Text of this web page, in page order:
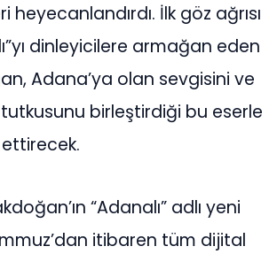
heyecanlandırdı. İlk göz ağrısı
dinleyicilere armağan eden
Adana’ya olan sevgisini ve
birleştirdiği bu eserle
“Adanalı” adlı yeni
itibaren tüm dijital